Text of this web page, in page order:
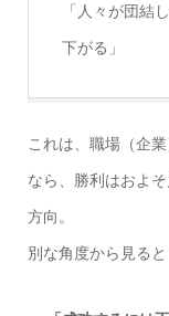
「人々が団結
下がる」
これは、職場（企
なら、勝利はおよ
方向。
別な角度から見る